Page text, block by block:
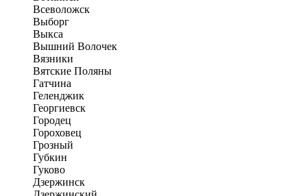
Всеволожск
Выборг
Выкса
Вышний Волочек
Вязники
Вятские Поляны
Гатчина
Геленджик
Георгиевск
Городец
Гороховец
Грозный
Губкин
Гуково
Дзержинск